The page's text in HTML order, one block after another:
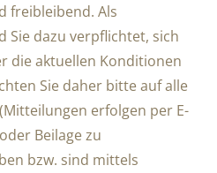
freibleibend. Als
Sie dazu verpflichtet, sich
die aktuellen Konditionen
Sie daher bitte auf alle
erfolgen per E-
Beilage zu
bzw. sind mittels